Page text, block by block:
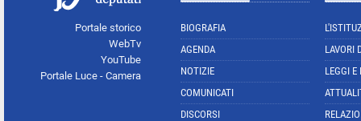
Portale storico
WebTv
YouTube
Portale Luce - Camera
BIOGRAFIA
AGENDA
NOTIZIE
COMUNICATI
DISCORSI
LAVORI
LEGGI E